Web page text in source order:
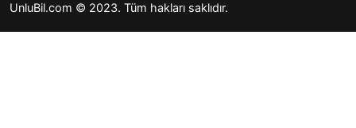
UnluBil.com © 2023. Tüm hakları saklıdır.